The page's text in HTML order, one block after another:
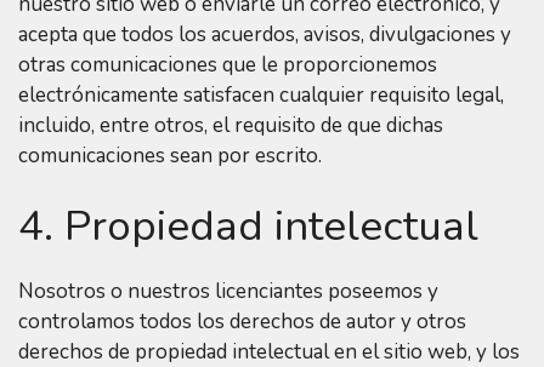
acepta que todos los acuerdos, avisos, divulgaciones y
otras comunicaciones que le proporcionemos
electrónicamente satisfacen cualquier requisito legal,
incluido, entre otros, el requisito de que dichas
comunicaciones sean por escrito.
4. Propiedad intelectual
Nosotros o nuestros licenciantes poseemos y
controlamos todos los derechos de autor y otros
derechos de propiedad intelectual en el sitio web, y los